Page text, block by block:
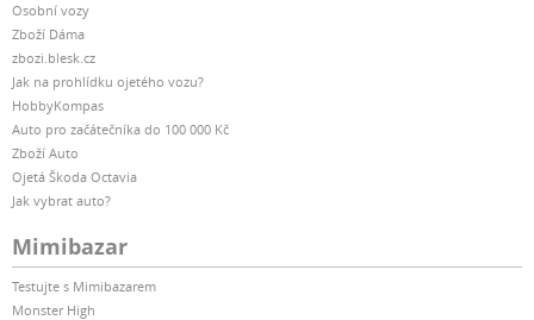
Osobní vozy
Zboží Dáma
zbozi.blesk.cz
Jak na prohlídku ojetého vozu?
HobbyKompas
Auto pro začátečníka do 100 000 Kč
Zboží Auto
Ojetá Škoda Octavia
Jak vybrat auto?
Mimibazar
Testujte s Mimibazarem
Monster High